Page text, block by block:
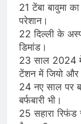
21 टेंबा बावुमा
परेशान।
22 दिल्ली के
डिमांड।
23 साल 2024 में
टेंशन में जियो और
24 नए साल पर
बर्फबारी भी।
25 सहारा